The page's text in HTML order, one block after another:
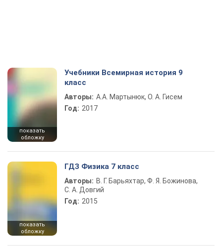
показать
обложку
Учебники Всемирная история 9
класс
Авторы: А.А. Мартынюк, О. А. Гисем
Год: 2017
показать
обложку
ГДЗ Физика 7 класс
Авторы: В. Г. Барьяхтар, Ф. Я. Божинова,
С. А. Довгий
Год: 2015